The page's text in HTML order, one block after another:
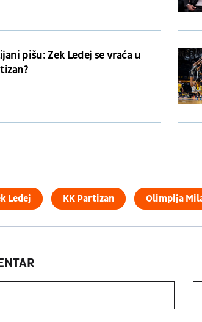
pišu: Zek Ledej se vraća u
Ledej KK Partizan Olimpija